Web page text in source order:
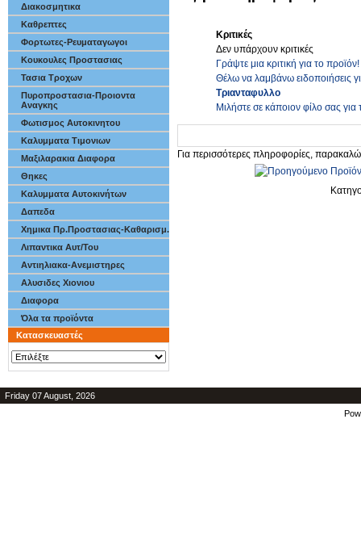
Διακοσμητικα
Καθρεπτες
Φορτωτες-Ρευματαγωγοι
Κουκουλες Προστασιας
Τασια Τροχων
Πυροπροστασια-Προιοντα
Αναγκης
Φωτισμος Αυτοκινητου
Καλυμματα Τιμονιων
Μαξιλαρακια Διαφορα
Θηκες
Καλυμματα Αυτοκινήτων
Δαπεδα
Χημικα Πρ.Προστασιας-Καθαρισμ.
Λιπαντικα Αυτ/Του
Αντιηλιακα-Ανεμιστηρες
Αλυσιδες Χιονιου
Διαφορα
Όλα τα προϊόντα
Κατασκευαστές
Κριτικές
Δεν υπάρχουν κριτικές
Γράψτε μια κριτική για το προϊόν!
Θέλω να λαμβάνω ειδοποιήσεις
Τριανταφυλλο
Μιλήστε σε κάποιον φίλο σας για
Για περισσότερες πληροφορίες, παρακαλώ
Friday 07 August, 2026